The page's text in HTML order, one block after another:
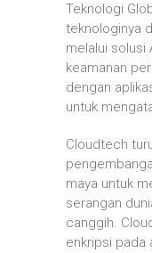
Teknologi
teknologinya
melalui solusi
keamanan
dengan
untuk
Cloudtech
maya untuk
serangan
canggih.
enkripsi pada